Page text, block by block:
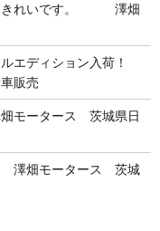
きれいです。 澤畑
エディション入荷！
販売
モータース 茨城県日
澤畑モータース 茨城